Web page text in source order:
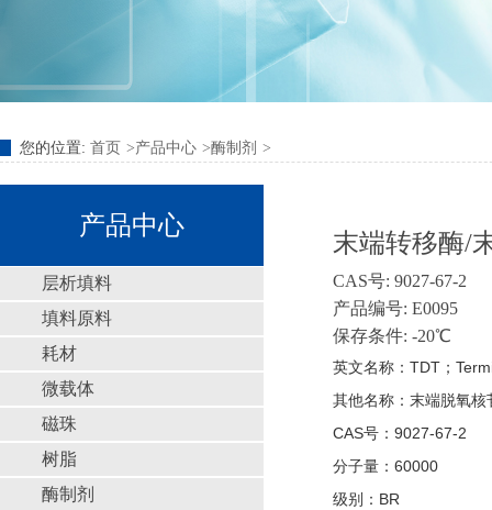
您的位置: 首页 产品中心 酶制剂
产品中心
层析填料
填料原料
耗材
微载体
磁珠
树脂
酶制剂
末端转移酶/
CAS号: 9027-67-2
产品编号: E0095
保存条件: -20℃
英文名称：TDT；
其他名称：末端脱氧
CAS号：9027-67-2
分子量：60000
级别：BR